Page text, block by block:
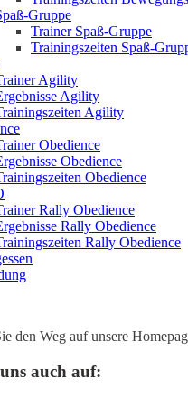
Gruppe
Trainer Spaß-Gruppe
Trainingszeiten Spaß-
Agility
Agility
Agility
Obedience
Obedience
Obedience
Rally Obedience
Rally Obedience
Rally Obedience
den Weg auf unsere
auch auf: